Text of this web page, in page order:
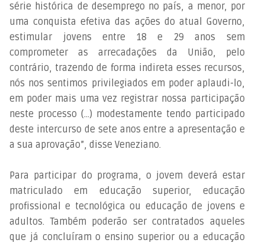
série histórica de desemprego no país, a menor, por
uma conquista efetiva das ações do atual Governo,
estimular jovens entre 18 e 29 anos sem
comprometer as arrecadações da União, pelo
contrário, trazendo de forma indireta esses recursos,
nós nos sentimos privilegiados em poder aplaudi-lo,
em poder mais uma vez registrar nossa participação
neste processo (...) modestamente tendo participado
deste intercurso de sete anos entre a apresentação e
a sua aprovação”, disse Veneziano.
Para participar do programa, o jovem deverá estar
matriculado em educação superior, educação
profissional e tecnológica ou educação de jovens e
adultos. Também poderão ser contratados aqueles
que já concluíram o ensino superior ou a educação